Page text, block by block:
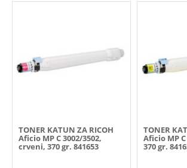
TONER KATUN ZA RICOH
Aficio MP C 3002/3502,
crveni, 370 gr. 841653
TONER
Aficio MP
370 gr.